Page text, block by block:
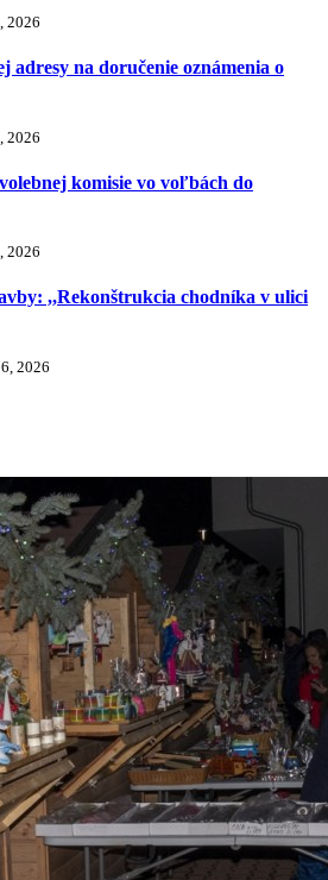
2026
adresy na doručenie oznámenia o
2026
komisie vo voľbách do
2026
,,Rekonštrukcia chodníka v ulici
2026